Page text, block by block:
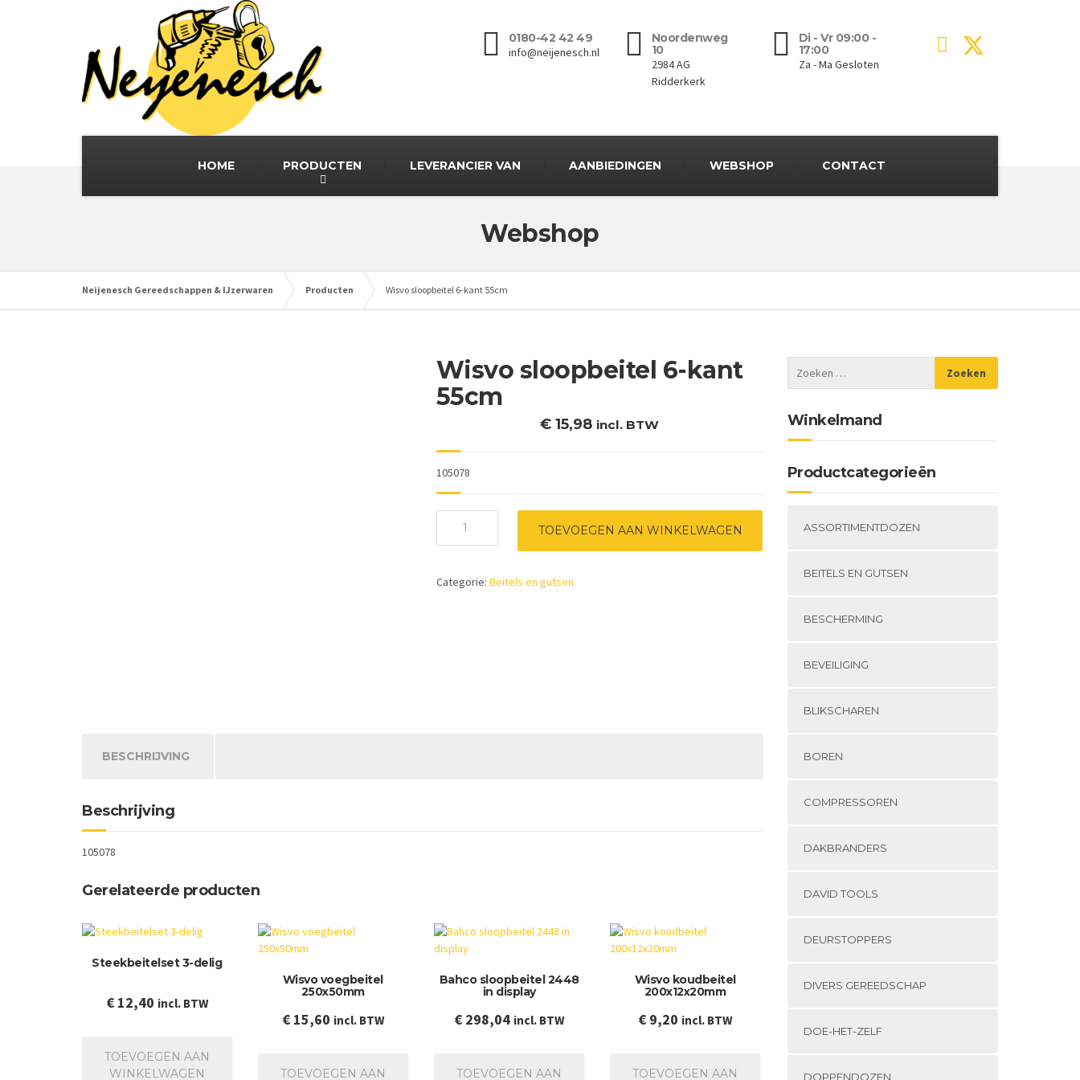
0180-42 42 49
info@neijenesch.nl
Noordenweg
10
2984 AG
Ridderkerk
Di - Vr 09:00 -
17:00
Za - Ma Gesloten
HOME PRODUCTEN LEVERANCIER VAN AANBIEDINGEN WEBSHOP CONTACT
Webshop
Neijenesch Gereedschappen & IJzerwaren Producten Wisvo sloopbeitel 6-kant 55cm
Wisvo sloopbeitel 6-kant
55cm
€ 15,98 incl. BTW
105078
sloopbeitel
55cm
TOEVOEGEN AAN WINKELWAGEN
Categorie: Beitels en gutsen
BESCHRIJVING
Beschrijving
105078
Gerelateerde producten
Steekbeitelset 3-delig
€12,40 incl. BTW
TOEVOEGEN AAN
WINKELWAGEN
Wisvo voegbeitel
250x50mm
€15,60 incl. BTW
TOEVOEGEN AAN
Bahco sloopbeitel 2448
in display
€ 298,04 incl. BTW
TOEVOEGEN AAN
Wisvo koudbeitel
200x12x20mm
€ 9,20 incl. BTW
TOEVOEGEN AAN
Winkelmand
Productcategorieën
ASSORTIMENTDOZEN
BEITELS EN GUTSEN
BESCHERMING
BEVEILIGING
BLIKSCHAREN
BOREN
COMPRESSOREN
DAKBRANDERS
DAVID TOOLS
DEURSTOPPERS
DIVERS GEREEDSCHAP
DOE-HET-ZELF
DOPPENDOZEN